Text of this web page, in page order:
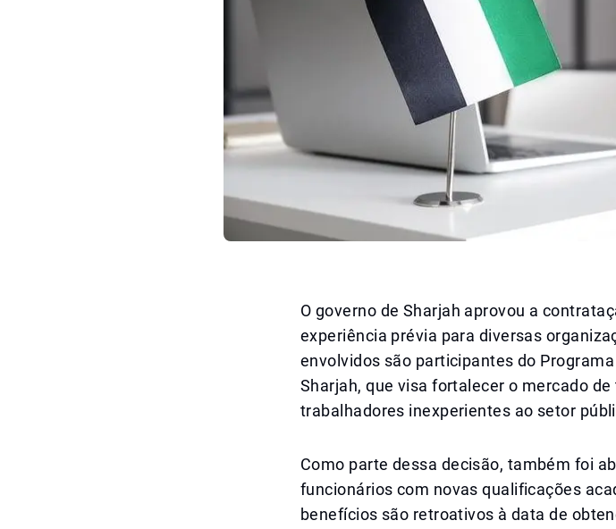
O governo de Sharjah aprovou a
experiência prévia para diversas
envolvidos são participantes do
Sharjah, que visa fortalecer o mercado
trabalhadores inexperientes ao setor
Como parte dessa decisão, também foi
funcionários com novas qualificações
benefícios são retroativos à data de